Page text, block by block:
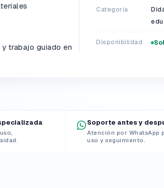
trabajo guiado en
Categoría
Disponibilidad
Soporte antes y
Atención por WhatsApp
uso y seguimiento.